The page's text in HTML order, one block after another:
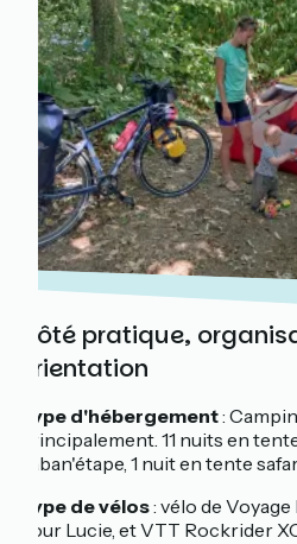
Côté pratique,
orientation
Type d'hébergement:
principalement. 11 nuits en
caban'étape, 1 nuit en tente
Type de vélos: vélo de
pour Lucie, et VTT Rockrider